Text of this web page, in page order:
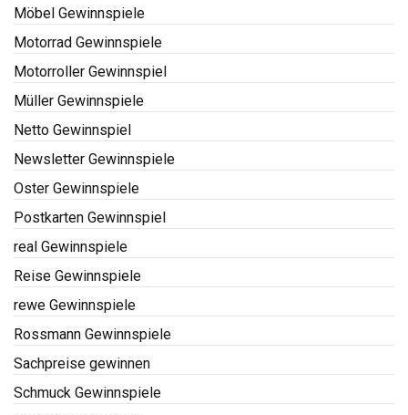
Möbel Gewinnspiele
Motorrad Gewinnspiele
Motorroller Gewinnspiel
Müller Gewinnspiele
Netto Gewinnspiel
Newsletter Gewinnspiele
Oster Gewinnspiele
Postkarten Gewinnspiel
real Gewinnspiele
Reise Gewinnspiele
rewe Gewinnspiele
Rossmann Gewinnspiele
Sachpreise gewinnen
Schmuck Gewinnspiele